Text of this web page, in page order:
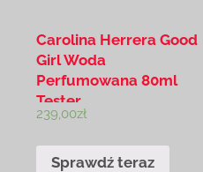
Carolina Herrera Good
Girl Woda
Perfumowana 80ml
Tester
239,00zł
Sprawdź teraz